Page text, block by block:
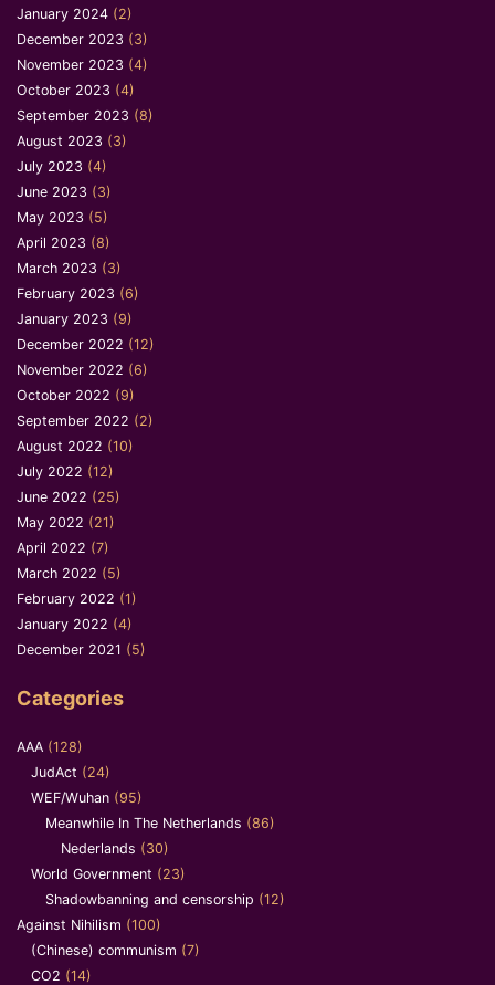
January 2024 (2)
December 2023 (3)
November 2023 (4)
October 2023 (4)
September 2023 (8)
August 2023 (3)
July 2023 (4)
June 2023 (3)
May 2023 (5)
April 2023 (8)
March 2023 (3)
February 2023 (6)
January 2023 (9)
December 2022 (12)
November 2022 (6)
October 2022 (9)
September 2022 (2)
August 2022 (10)
July 2022 (12)
June 2022 (25)
May 2022 (21)
April 2022 (7)
March 2022 (5)
February 2022 (1)
January 2022 (4)
December 2021 (5)
Categories
AAA (128)
JudAct (24)
WEF/Wuhan (95)
Meanwhile In The Netherlands (86)
Nederlands (30)
World Government (23)
Shadowbanning and censorship (12)
Against Nihilism (100)
(Chinese) communism (7)
CO2 (14)